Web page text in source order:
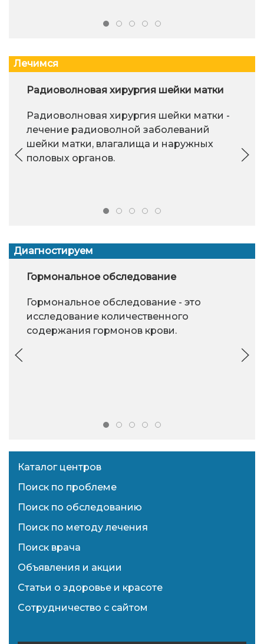
Лечимся
Радиоволновая хирургия шейки матки
Радиоволновая хирургия шейки матки -
лечение радиоволной заболеваний
шейки матки, влагалища и наружных
половых органов.
Диагностируем
Гормональное обследование
Гормональное обследование - это
исследование количественного
содержания гормонов крови.
Каталог центров
Поиск по проблеме
Поиск по обследованию
Поиск по методу лечения
Поиск врача
Объявления и акции
Статьи о здоровье и красоте
Сотрудничество с сайтом